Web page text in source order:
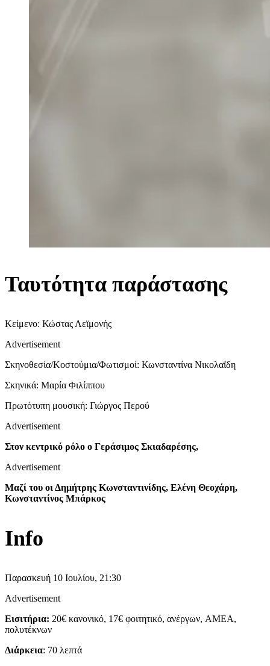
Ταυτότητα παράστασης
Κείμενο: Κώστας Λεϊμονής
Advertisement
Σκηνοθεσία/Κοστούμια/Φωτισμοί: Κωνσταντίνα Νικολαΐδη
Σκηνικά: Μαρία Φιλίππου
Πρωτότυπη μουσική: Γιώργος Περού
Advertisement
Στον κεντρικό ρόλο ο Γεράσιμος Σκιαδαρέσης,
Advertisement
Μαζί του οι Δημήτρης Κωνσταντινίδης, Ελένη Θεοχάρη,
Κωνσταντίνος Μπάρκος
Info
Παρασκευή 10 Ιουλίου, 21:30
Advertisement
Εισιτήρια: 20€ κανονικό, 17€ φοιτητικό, ανέργων, AMEA,
πολυτέκνων
Διάρκεια: 70 λεπτά